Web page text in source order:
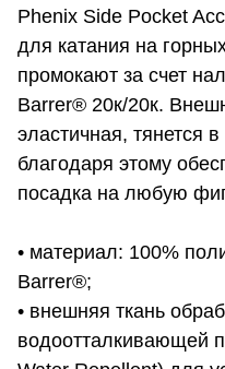
Phenix Side Pocket
для катания на
промокают за счет
Barrer® 20к/20к.
эластичная, тянется
благодаря этому
посадка на любую
• материал: 100%
Barrer®;
• внешняя ткань
водоотталкивающей